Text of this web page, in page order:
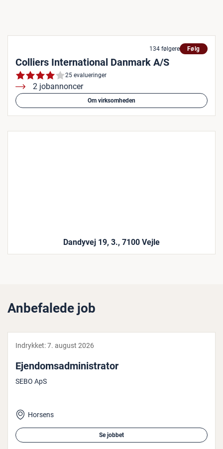
134 følgere Følg
Colliers International Danmark A/S
25 evalueringer
2 jobannoncer
Om virksomheden
Dandyvej 19, 3., 7100 Vejle
Anbefalede job
Indrykket:7. august 2026
Ejen­domsad­mi­ni­stra­tor
SEBO ApS
Horsens
Se jobbet